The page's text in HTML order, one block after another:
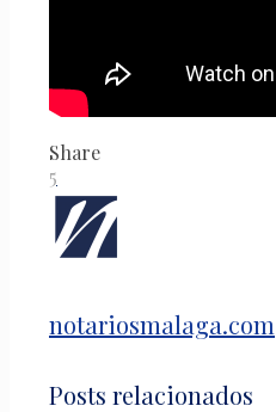
Share
5
notariosmalaga.com
Posts relacionados